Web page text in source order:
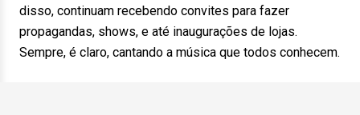
disso, continuam recebendo convites para fazer
propagandas, shows, e até inaugurações de lojas.
Sempre, é claro, cantando a música que todos conhecem.